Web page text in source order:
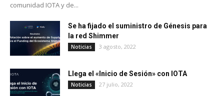
comunidad IOTA y de...
Se ha fijado el suministro de Génesis para
la red Shimmer
Noticias 3 agosto, 2022
Llega el «Inicio de Sesión» con IOTA
Noticias 27 julio, 2022